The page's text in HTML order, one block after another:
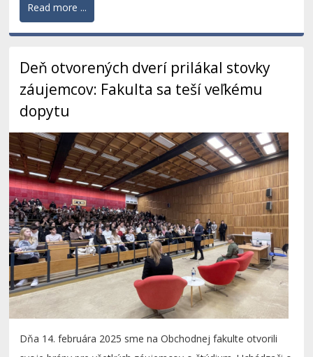
Read more ...
Deň otvorených dverí prilákal stovky
záujemcov: Fakulta sa teší veľkému
dopytu
Dňa 14. februára 2025 sme na Obchodnej fakulte otvorili